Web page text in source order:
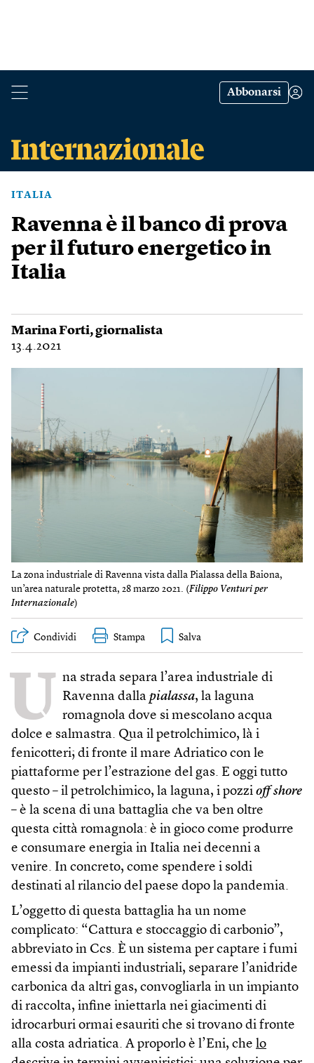
Abbonarsi
ITALIA
Ravenna è il banco di prova
per il futuro energetico in
Italia
Marina Forti, giornalista
13.4.2021
La zona industriale di Ravenna vista dalla Pialassa della Baiona,
un’area naturale protetta, 28 marzo 2021. (Filippo Venturi per
Internazionale)
Condividi Stampa
U na strada separa l’area industriale di
Ravenna dalla pialassa, la laguna
romagnola dove si mescolano acqua
dolce e salmastra. Qua il petrolchimico, là i
fenicotteri; di fronte il mare Adriatico con le
piattaforme per l’estrazione del gas. E oggi tutto
questo – il petrolchimico, la laguna, i pozzi off shore
– è la scena di una battaglia che va ben oltre
questa città romagnola: è in gioco come produrre
e consumare energia in Italia nei decenni a
venire. In concreto, come spendere i soldi
destinati al rilancio del paese dopo la pandemia.
L’oggetto di questa battaglia ha un nome
complicato: “Cattura e stoccaggio di carbonio”,
abbreviato in Ccs. È un sistema per captare i fumi
emessi da impianti industriali, separare l’anidride
carbonica da altri gas, convogliarla in un impianto
di raccolta, infine iniettarla nei giacimenti di
idrocarburi ormai esauriti che si trovano di fronte
alla costa adriatica. A proporlo è l’Eni, che lo